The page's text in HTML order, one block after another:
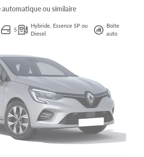
automatique ou similaire
5
Hybride, Essence SP ou
Diesel
Boîte
auto